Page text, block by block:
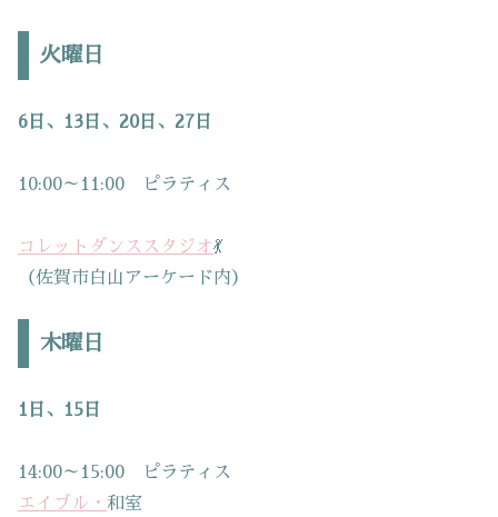
火曜日
6日、13日、20日、27日
10:00～11:00 ピラティス
コレットダンススタジオ💃
（佐賀市白山アーケード内）
木曜日
1日、15日
14:00～15:00 ピラティス
エイブル・ 和室